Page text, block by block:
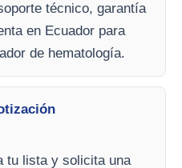
técnico, garantía
en Ecuador para
de hematología.
tu lista y solicita una